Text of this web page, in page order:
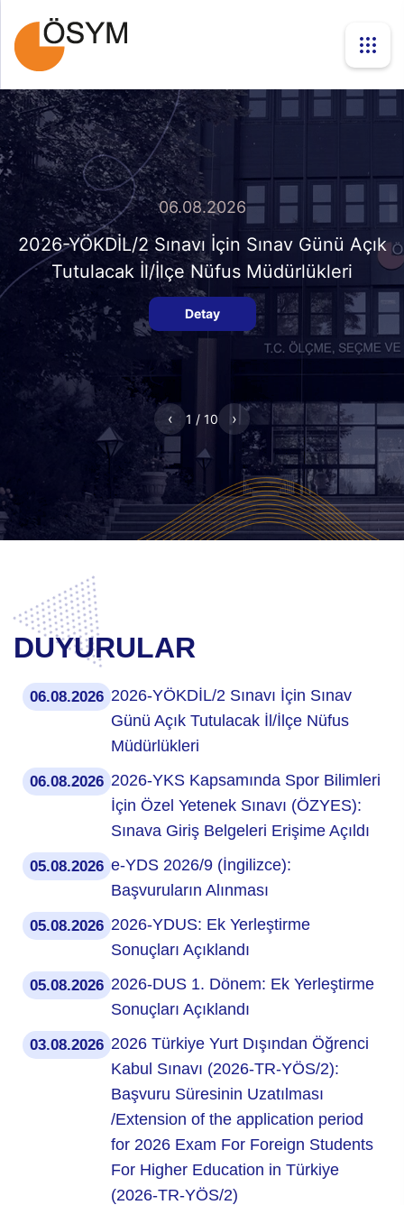
06.08.2026
2026-YÖKDİL/2 Sınavı İçin Sınav Günü Açık
Tutulacak İl/İlçe Nüfus Müdürlükleri
Detay
‹ 1 / 10 ›
DUYURULAR
06.08.2026 2026-YÖKDİL/2 Sınavı İçin Sınav
Günü Açık Tutulacak İl/İlçe Nüfus
Müdürlükleri
06.08.2026 2026-YKS Kapsamında Spor Bilimleri
İçin Özel Yetenek Sınavı (ÖZYES):
Sınava Giriş Belgeleri Erişime Açıldı
05.08.2026 e-YDS 2026/9 (İngilizce):
Başvuruların Alınması
05.08.2026 2026-YDUS: Ek Yerleştirme
Sonuçları Açıklandı
05.08.2026 2026-DUS 1. Dönem: Ek Yerleştirme
Sonuçları Açıklandı
03.08.2026 2026 Türkiye Yurt Dışından Öğrenci
Kabul Sınavı (2026-TR-YÖS/2):
Başvuru Süresinin Uzatılması
/Extension of the application period
for 2026 Exam For Foreign Students
For Higher Education in Türkiye
(2026-TR-YÖS/2)